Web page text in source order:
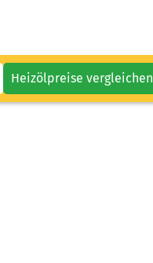
Heizölpreise vergleichen